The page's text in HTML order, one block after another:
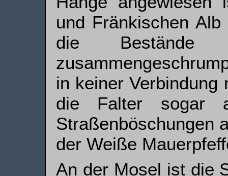
und Fränkischen
die Bestände
in keiner Verbindung
die Falter sogar
Straßenböschungen
der Weiße
An der Mosel ist die